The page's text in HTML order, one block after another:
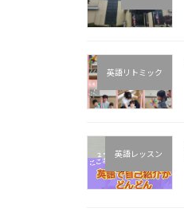
英語リトミック
英語レッスン